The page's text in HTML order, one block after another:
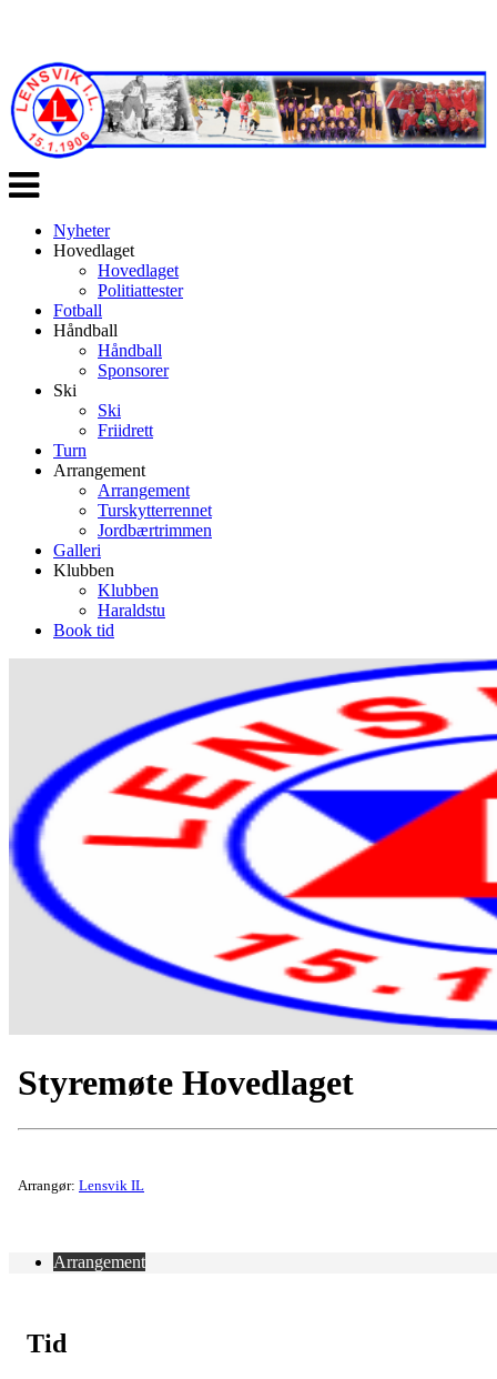
Veksle
navigasjon
Nyheter
Hovedlaget
Hovedlaget
Politiattester
Fotball
Håndball
Håndball
Sponsorer
Ski
Ski
Friidrett
Turn
Arrangement
Arrangement
Turskytterrennet
Jordbærtrimmen
Galleri
Klubben
Klubben
Haraldstu
Book tid
Styremøte Hovedlaget
Arrangør: Lensvik IL
Arrangement
Tid